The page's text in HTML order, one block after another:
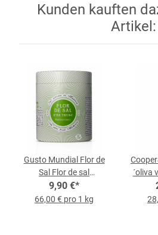
Kunden kauften
Artikel:
Gusto Mundial Flor de
Sal Flor de sal
mediterránea, 150-g-
Dose
9,90 €*
66,00 € pro 1 kg
´oliva